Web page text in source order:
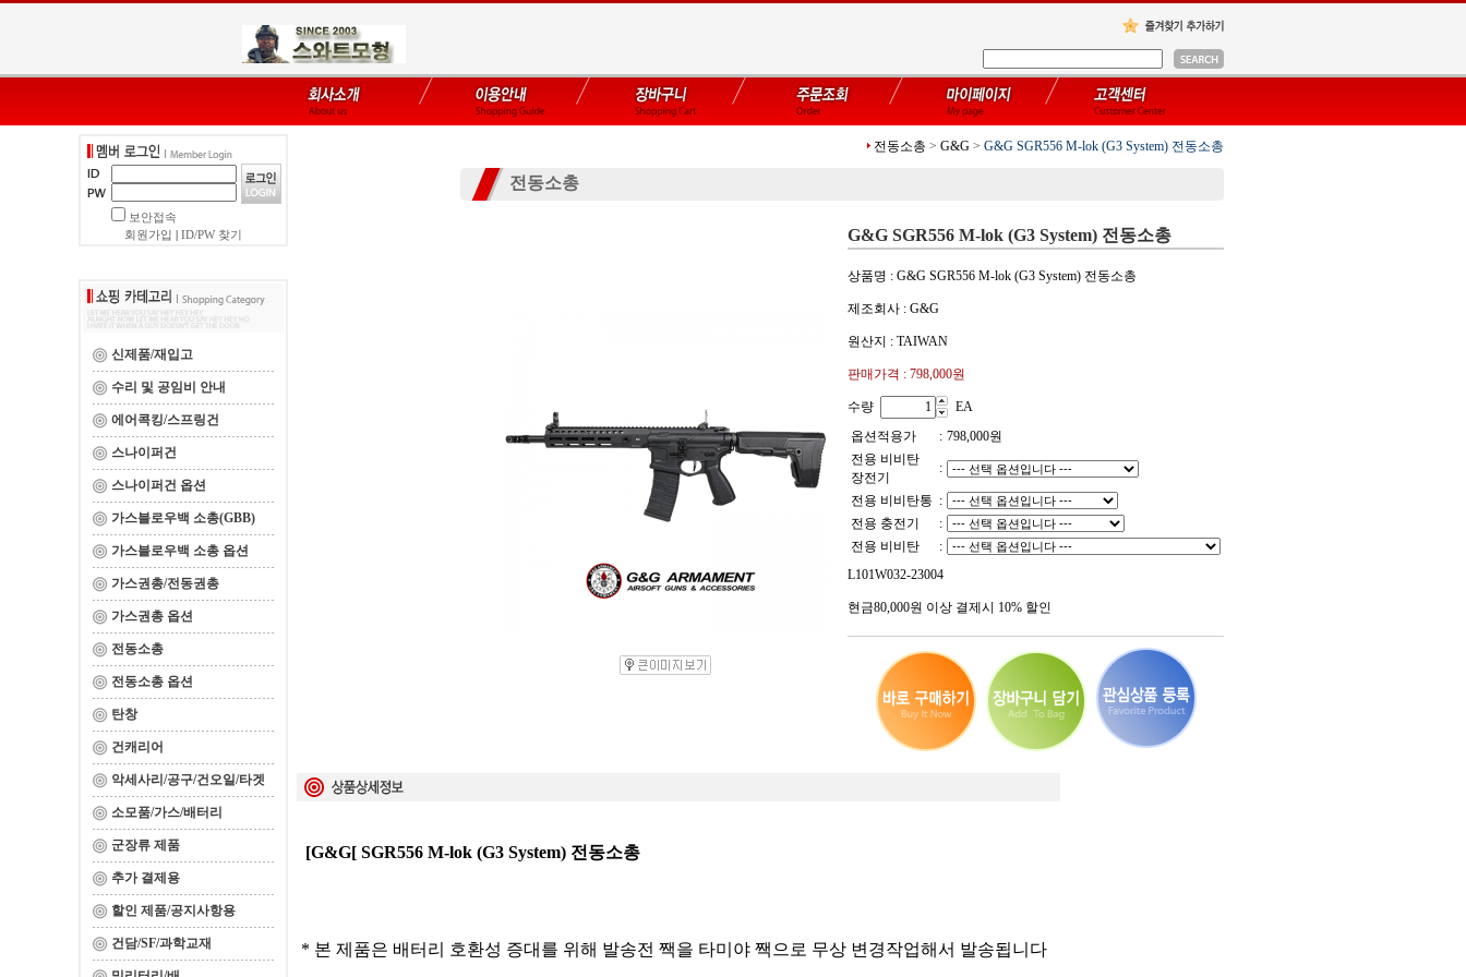
보안접속
회원가입
ID/PW 찾기
신제품/재입고
수리 및 공임비 안내
에어콕킹/스프링건
스나이퍼건
스나이퍼건 옵션
가스블로우백 소총(GBB)
가스블로우백 소총 옵션
가스권총/전동권총
가스권총 옵션
전동소총
전동소총 옵션
탄창
건캐리어
악세사리/공구/건오일/타겟
소모품/가스/배터리
군장류 제품
추가 결제용
할인 제품/공지사항용
건담/SF/과학교재
전동소총 > G&G > G&G SGR556 M-lok (G3 System) 전동소총
전동소총
G&G SGR556 M-lok (G3 System) 전동소총
상품명 : G&G SGR556 M-lok (G3 System) 전동소총
제조회사 : G&G
원산지 : TAIWAN
판매가격 : 798,000원
수량
EA
옵션적용가
: 798,000원
전용 비비탄
장전기
:
전용 비비탄통 :
전용 충전기
:
전용 비비탄
:
L101W032-23004
현금80,000원 이상 결제시 10% 할인
[G&G[ SGR556 M-lok (G3 System) 전동소총
* 본 제품은 배터리 호환성 증대를 위해 발송전 짹을 타미야 짹으로 무상 변경작업해서 발송됩니다